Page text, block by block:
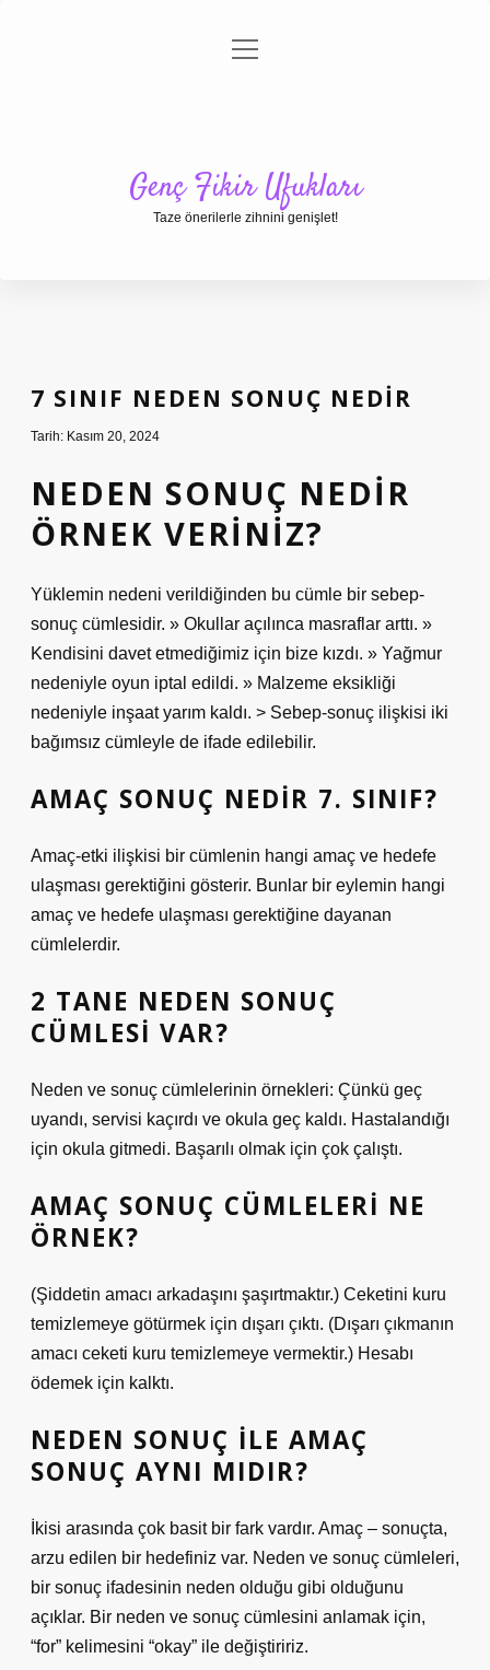
Gizlilik Politikası
menüyü
Genç Fikir Ufukları
Taze önerilerle zihnini genişlet!
7 SINIF NEDEN SONUÇ NEDIR
Tarih: Kasım 20, 2024
NEDEN SONUÇ NEDIR
ÖRNEK VERINIZ?
Yüklemin nedeni verildiğinden bu cümle bir sebep-
sonuç cümlesidir. » Okullar açılınca masraflar arttı. »
Kendisini davet etmediğimiz için bize kızdı. » Yağmur
nedeniyle oyun iptal edildi. » Malzeme eksikliği
nedeniyle inşaat yarım kaldı. > Sebep-sonuç ilişkisi iki
bağımsız cümleyle de ifade edilebilir.
AMAÇ SONUÇ NEDIR 7. SINIF?
Amaç-etki ilişkisi bir cümlenin hangi amaç ve hedefe
ulaşması gerektiğini gösterir. Bunlar bir eylemin hangi
amaç ve hedefe ulaşması gerektiğine dayanan
cümlelerdir.
2 TANE NEDEN SONUÇ
CÜMLESI VAR?
Neden ve sonuç cümlelerinin örnekleri: Çünkü geç
uyandı, servisi kaçırdı ve okula geç kaldı. Hastalandığı
için okula gitmedi. Başarılı olmak için çok çalıştı.
AMAÇ SONUÇ CÜMLELERI NE
ÖRNEK?
(Şiddetin amacı arkadaşını şaşırtmaktır.) Ceketini kuru
temizlemeye götürmek için dışarı çıktı. (Dışarı çıkmanın
amacı ceketi kuru temizlemeye vermektir.) Hesabı
ödemek için kalktı.
NEDEN SONUÇ ILE AMAÇ
SONUÇ AYNI MIDIR?
İkisi arasında çok basit bir fark vardır. Amaç – sonuçta,
arzu edilen bir hedefiniz var. Neden ve sonuç cümleleri,
bir sonuç ifadesinin neden olduğu gibi olduğunu
açıklar. Bir neden ve sonuç cümlesini anlamak için,
“for” kelimesini “okay” ile değiştiririz.